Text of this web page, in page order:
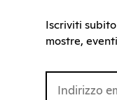
Iscriviti
mostre,